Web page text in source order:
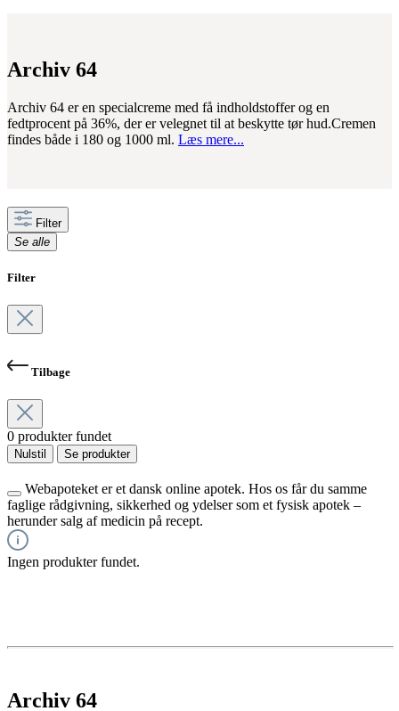
Archiv 64
Archiv 64 er en specialcreme med få indholdstoffer og en
fedtprocent på 36%, der er velegnet til at beskytte tør hud.Cremen
findes både i 180 og 1000 ml. Læs mere...
Filter
Se alle
Filter
Tilbage
0 produkter fundet
Nulstil Se produkter
Webapoteket er et dansk online apotek. Hos os får du samme
faglige rådgivning, sikkerhed og ydelser som et fysisk apotek –
herunder salg af medicin på recept.
Ingen produkter fundet.
Archiv 64